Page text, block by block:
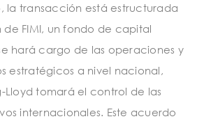
la transacción está estructurada
FIMI, un fondo de capital
hará cargo de las operaciones y
estratégicos a nivel nacional,
Lloyd tomará el control de las
internacionales. Este acuerdo